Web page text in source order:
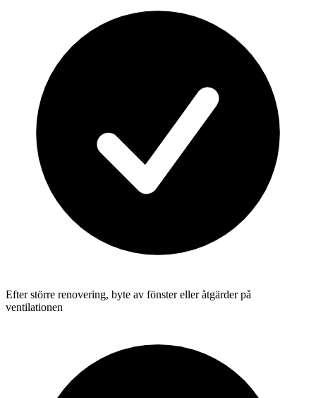
Efter större renovering, byte av fönster eller åtgärder på
ventilationen